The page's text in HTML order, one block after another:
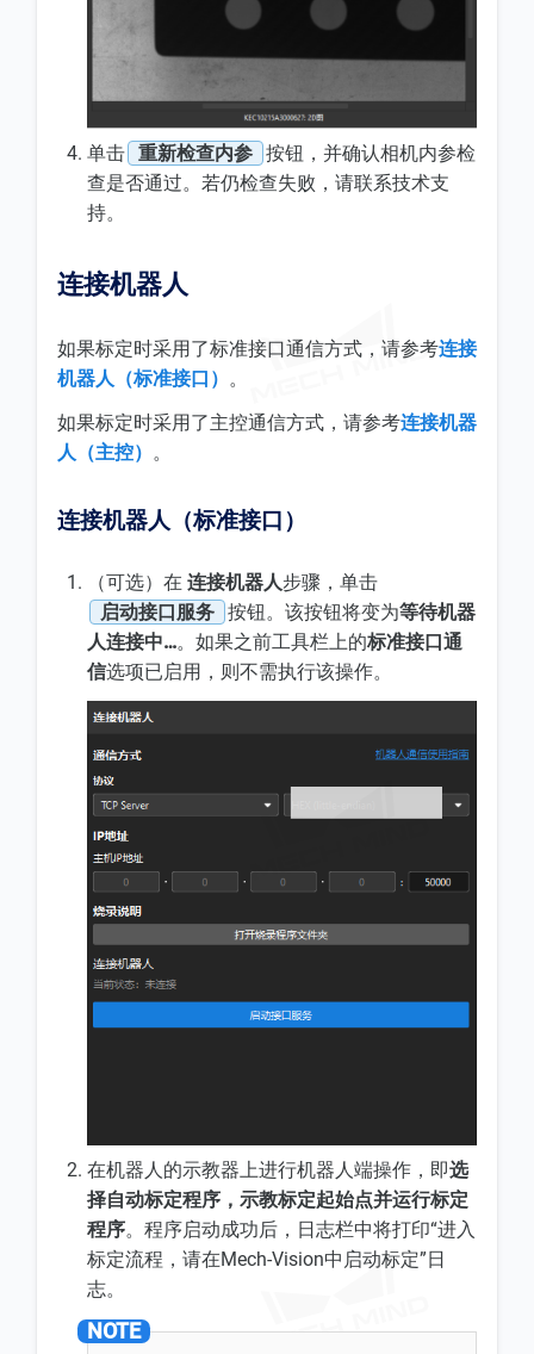
单击 重新检查内参 按钮，并确认相机内参检
查是否通过。若仍检查失败，请联系技术支
持。
连接机器人
如果标定时采用了标准接口通信方式，请参考连接
机器人（标准接口） 。
如果标定时采用了主控通信方式，请参考连接机器
人（主控） 。
连接机器人（标准接口）
（可选）在 连接机器人步骤，单击
启动接口服务 按钮。该按钮将变为等待机器
人连接中…。如果之前工具栏上的标准接口通
信选项已启用，则不需执行该操作。
在机器人的示教器上进行机器人端操作，即选
择自动标定程序，示教标定起始点并运行标定
程序。程序启动成功后，日志栏中将打印“进入
标定流程，请在Mech-Vision中启动标定”日
志。